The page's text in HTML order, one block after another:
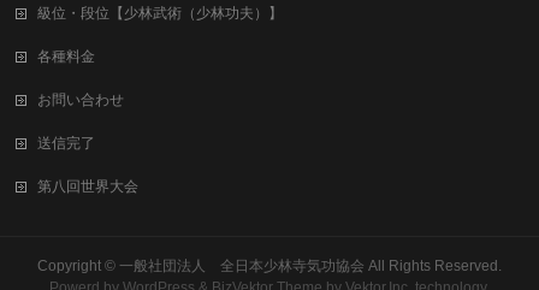
級位・段位【少林武術（少林功夫）】
各種料金
お問い合わせ
送信完了
第八回世界大会
Copyright © 一般社団法人 全日本少林寺気功協会 All Rights Reserved.